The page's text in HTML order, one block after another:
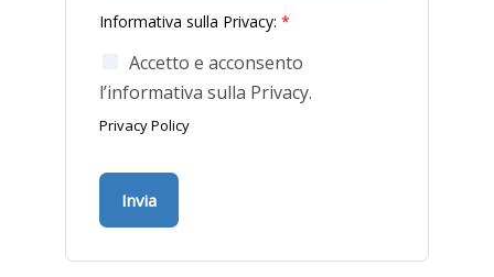
Informativa sulla Privacy: *
Accetto e acconsento
l’informativa sulla Privacy.
Privacy Policy
Invia